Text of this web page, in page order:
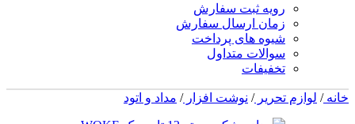
رویه ثبت سفارش
زمان ارسال سفارش
شیوه های پرداخت
سوالات متداول
تخفیفات
خانه/ لوازم تحریر/ نوشت افزار/ مداد و اتود